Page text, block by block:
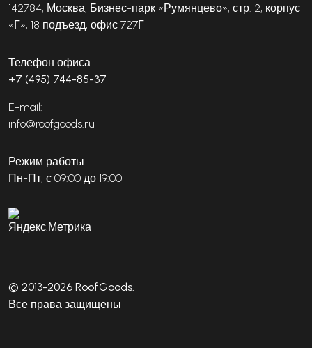
142784, Москва, Бизнес-парк «Румянцево», стр. 2, корпус
«Г», 18 подъезд, офис 727Г
Телефон офиса:
+7 (495) 744-85-37
E-mail:
info@roofgoods.ru
Режим работы:
Пн-Пт, с 09:00 до 19:00
© 2013-2026 RoofGoods.
Все права защищены